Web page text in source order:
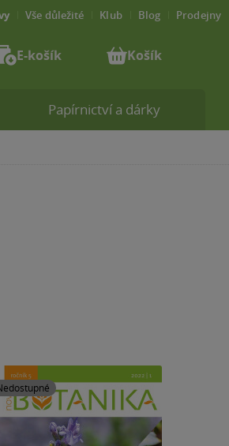
Papírnictví a dárky
Vše důležité Klub Blog Prodejny
E-košík Košík